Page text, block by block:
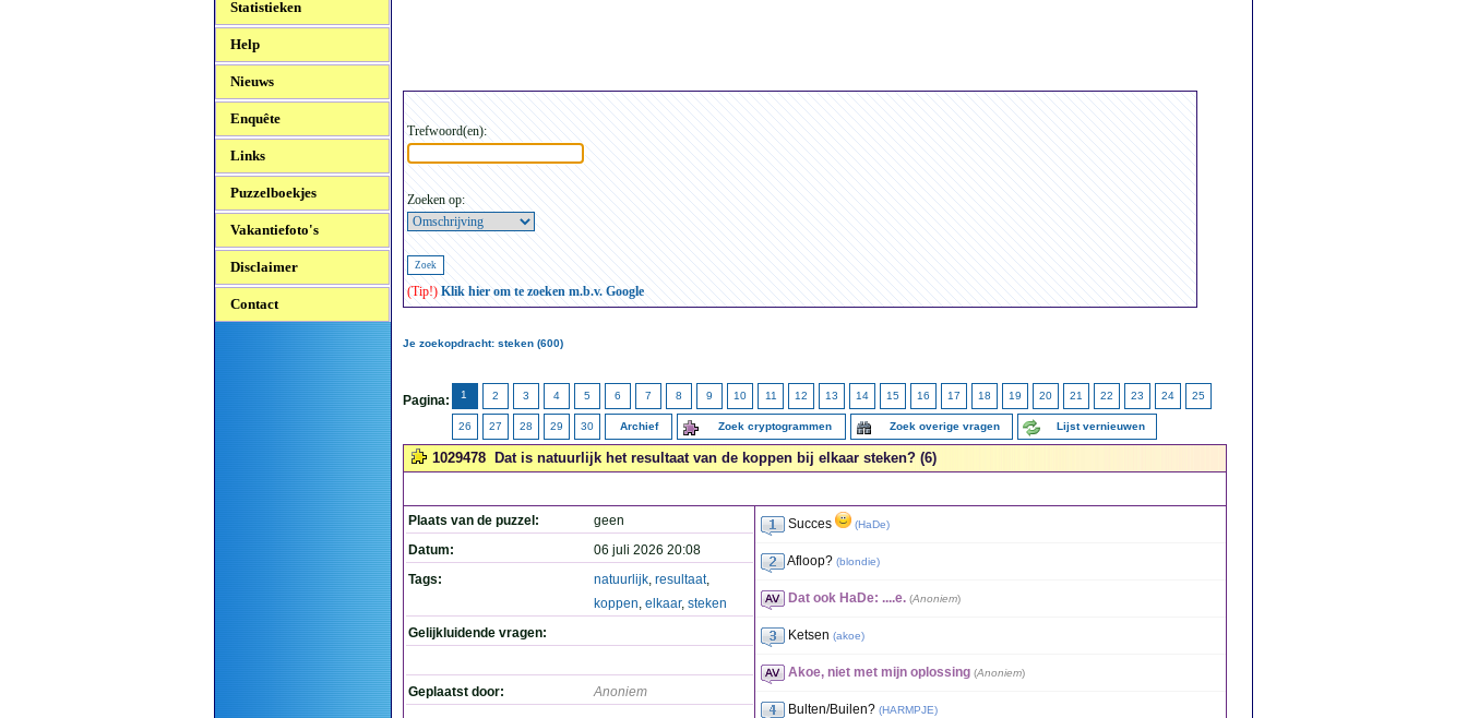
Statistieken
Help
Nieuws
Enquête
Links
Puzzelboekjes
Vakantiefoto's
Disclaimer
Contact
Trefwoord(en):
Zoeken op:
(Tip!) Klik hier om te zoeken m.b.v. Google
Je zoekopdracht: steken (600)
Pagina: 1 2 3 4 5 6 7 8 9 10 11 12 13 14 15 16 17 18 19 20 21 22 23 24 25
26 27 28 29 30 Archief Zoek cryptogrammen Zoek overige vragen Lijst vernieuwen
1029478 Dat is natuurlijk het resultaat van de koppen bij elkaar steken? (6)
Plaats van de puzzel:
geen
Datum:
06 juli 2026 20:08
Tags:
natuurlijk, resultaat,
koppen, elkaar, steken
Gelijkluidende vragen:
Geplaatst door: Anoniem
Succes (HaDe)
Afloop? (blondie)
Dat ook HaDe: ....e. (Anoniem)
Ketsen (akoe)
Akoe, niet met mijn oplossing (Anoniem)
Bulten/Builen? (HARMPJE)